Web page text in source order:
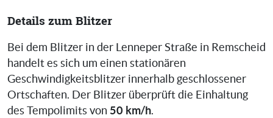
Details zum Blitzer
Bei dem Blitzer in der Lenneper Straße in Remscheid
handelt es sich um einen stationären
Geschwindigkeitsblitzer innerhalb geschlossener
Ortschaften. Der Blitzer überprüft die Einhaltung
des Tempolimits von 50 km/h.